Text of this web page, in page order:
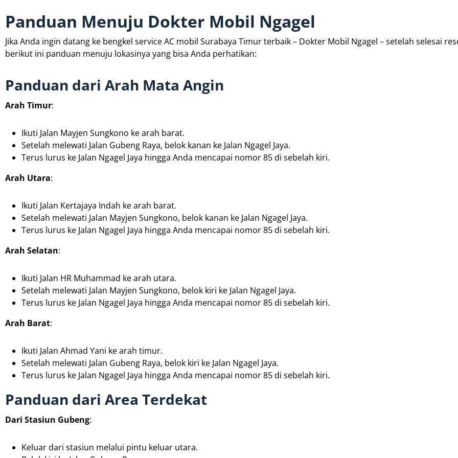
Panduan Menuju Dokter Mobil Ngagel
Jika Anda ingin datang ke bengkel service AC mobil Surabaya Timur terbaik – Dokter Mobil Ngagel – setelah selesai
berikut ini panduan menuju lokasinya yang bisa Anda perhatikan:
Panduan dari Arah Mata Angin
Arah Timur:
Ikuti Jalan Mayjen Sungkono ke arah barat.
Setelah melewati Jalan Gubeng Raya, belok kanan ke Jalan Ngagel Jaya.
Terus lurus ke Jalan Ngagel Jaya hingga Anda mencapai nomor 85 di sebelah kiri.
Arah Utara:
Ikuti Jalan Kertajaya Indah ke arah barat.
Setelah melewati Jalan Mayjen Sungkono, belok kanan ke Jalan Ngagel Jaya.
Terus lurus ke Jalan Ngagel Jaya hingga Anda mencapai nomor 85 di sebelah kiri.
Arah Selatan:
Ikuti Jalan HR Muhammad ke arah utara.
Setelah melewati Jalan Mayjen Sungkono, belok kiri ke Jalan Ngagel Jaya.
Terus lurus ke Jalan Ngagel Jaya hingga Anda mencapai nomor 85 di sebelah kiri.
Arah Barat:
Ikuti Jalan Ahmad Yani ke arah timur.
Setelah melewati Jalan Gubeng Raya, belok kiri ke Jalan Ngagel Jaya.
Terus lurus ke Jalan Ngagel Jaya hingga Anda mencapai nomor 85 di sebelah kiri.
Panduan dari Area Terdekat
Dari Stasiun Gubeng:
Keluar dari stasiun melalui pintu keluar utara.